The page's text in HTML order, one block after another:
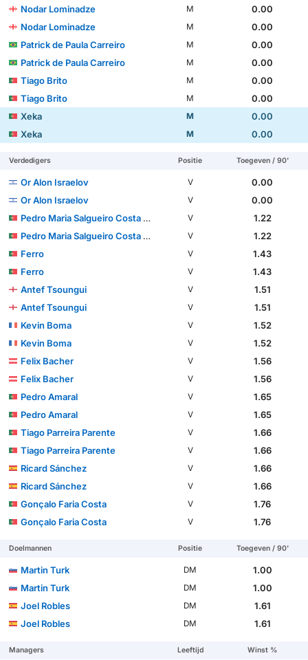
Nodar Lominadze M
0.00
Nodar Lominadze
M
0.00
Patrick de Paula Carreiro
M
0.00
Patrick de Paula Carreiro
M
0.00
Tiago Brito
M
0.00
Tiago Brito
M
0.00
Xeka
M
0.00
Xeka
M 0.00
Verdedigers Positie Toegeven / 90'
Or Alon Israelov V
0.00
Or Alon Israelov
V
0.00
Pedro Maria Salgueiro Costa Pessoa Carvalho
V
1.22
Pedro Maria Salgueiro Costa Pessoa Carvalho
V
1.22
Ferro
V
1.43
Ferro
V
1.43
Antef Tsoungui
V
1.51
Antef Tsoungui
V
1.51
Kevin Boma
V
1.52
Kevin Boma
V
1.52
Felix Bacher
V
1.56
Felix Bacher
V
1.56
Pedro Amaral
V
1.65
Pedro Amaral
V
1.65
Tiago Parreira Parente
V
1.66
Tiago Parreira Parente
V
1.66
Ricard Sánchez
V
1.66
Ricard Sánchez
V
1.66
Gonçalo Faria Costa
V
1.76
Gonçalo Faria Costa
V 1.76
Doelmannen Positie Toegeven / 90'
Martin Turk DM
1.00
Martin Turk
DM
1.00
Joel Robles
DM
1.61
Joel Robles
DM 1.61
Managers Leeftijd Winst %